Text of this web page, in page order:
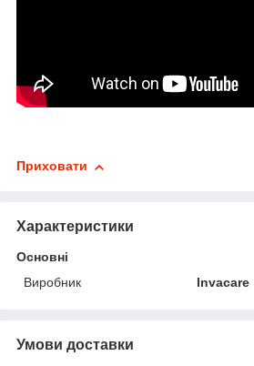
Приховати
Характеристики
Основні
Виробник
Invacare
Умови доставки